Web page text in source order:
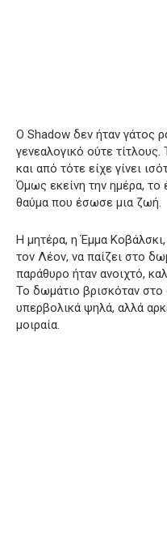
Ο Shadow δεν ήταν γάτος
γενεαλογικό ούτε
και από τότε είχε γίνει
Όμως εκείνη την ημέρα, το
θαύμα που έσωσε μια ζωή.
Η μητέρα, η Έμμα
τον Λέον, να παίζει στο
παράθυρο ήταν ανοιχτό,
Το δωμάτιο βρισκόταν
υπερβολικά ψηλά, αλλά
μοιραία.